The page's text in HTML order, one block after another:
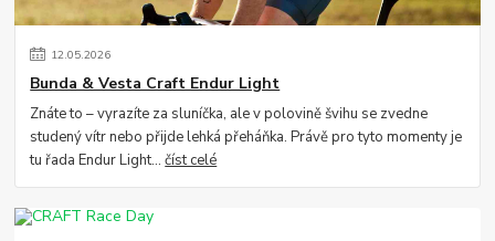
12.05.2026
Bunda & Vesta Craft Endur Light
Znáte to – vyrazíte za sluníčka, ale v polovině švihu se zvedne
studený vítr nebo přijde lehká přeháňka. Právě pro tyto momenty je
tu řada Endur Light...číst celé